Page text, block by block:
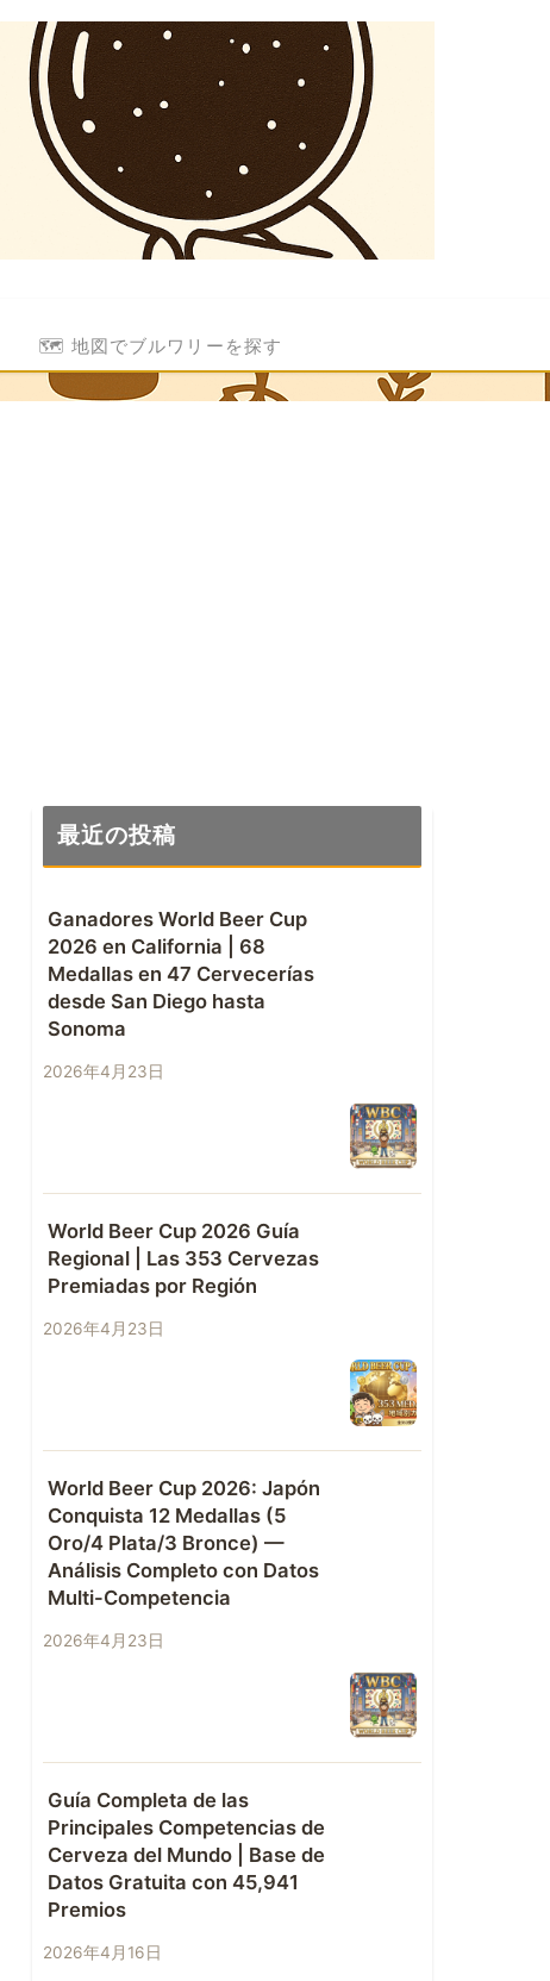
🗺️ 地図でブルワリーを探す
最近の投稿
Ganadores World Beer Cup
2026 en California | 68
Medallas en 47 Cervecerías
desde San Diego hasta
Sonoma
2026年4月23日
World Beer Cup 2026 Guía
Regional | Las 353 Cervezas
Premiadas por Región
2026年4月23日
World Beer Cup 2026: Japón
Conquista 12 Medallas (5
Oro/4 Plata/3 Bronce) —
Análisis Completo con Datos
Multi-Competencia
2026年4月23日
Guía Completa de las
Principales Competencias de
Cerveza del Mundo | Base de
Datos Gratuita con 45,941
Premios
2026年4月16日